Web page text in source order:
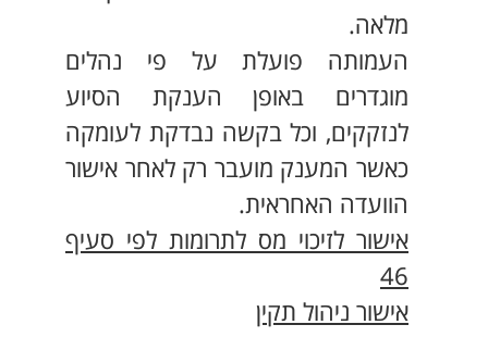
מלאה.
העמותה פועלת על פי נהלים
מוגדרים באופן הענקת הסיוע
לנזקקים, וכל בקשה נבדקת לעומקה
כאשר המענק מועבר רק לאחר אישור
הוועדה האחראית.
אישור לזיכוי מס לתרומות לפי סעיף
46
אישור ניהול תקין